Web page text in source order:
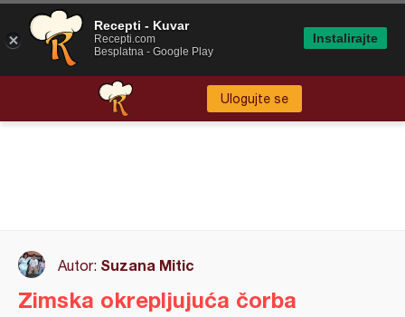
Ulogujte se
Autor: Suzana Mitic
Zimska okrepljujuća čorba
Recepti - Kuvar
Recepti.com
Besplatna - Google Play
Instalirajte